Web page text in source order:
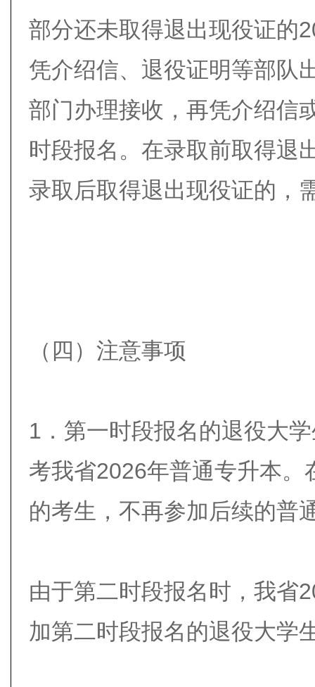
部分还未取得退出现役证的
凭介绍信、退役证明等部队
部门办理接收，再凭介绍信
时段报名。在录取前取得退
录取后取得退出现役证的，
（四）注意事项
1．第一时段报名的退役大
考我省2026年普通专升本
的考生，不再参加后续的普
由于第二时段报名时，我省
加第二时段报名的退役大学